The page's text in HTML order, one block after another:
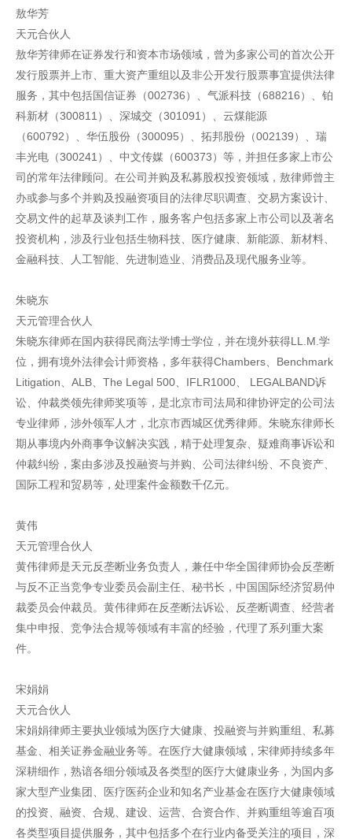
敖华芳
天元合伙人
敖华芳律师在证券发行和资本市场领域，曾为多家公司的首次公开
发行股票并上市、重大资产重组以及非公开发行股票事宜提供法律
服务，其中包括国信证券（002736）、气派科技（688216）、铂
科新材（300811）、深城交（301091）、云煤能源
（600792）、华伍股份（300095）、拓邦股份（002139）、瑞
丰光电（300241）、中文传媒（600373）等，并担任多家上市公
司的常年法律顾问。在公司并购及私募股权投资领域，敖律师曾主
办或参与多个并购及投融资项目的法律尽职调查、交易方案设计、
交易文件的起草及谈判工作，服务客户包括多家上市公司以及著名
投资机构，涉及行业包括生物科技、医疗健康、新能源、新材料、
金融科技、人工智能、先进制造业、消费品及现代服务业等。
朱晓东
天元管理合伙人
朱晓东律师在国内获得民商法学博士学位，并在境外获得LL.M.学
位，拥有境外法律会计师资格，多年获得Chambers、Benchmark
Litigation、ALB、The Legal 500、IFLR1000、 LEGALBAND诉
讼、仲裁类领先律师奖项等，是北京市司法局和律协评定的公司法
专业律师，涉外领军人才，北京市西城区优秀律师。朱晓东律师长
期从事境内外商事争议解决实践，精于处理复杂、疑难商事诉讼和
仲裁纠纷，案由多涉及投融资与并购、公司法律纠纷、不良资产、
国际工程和贸易等，处理案件金额数千亿元。
黄伟
天元管理合伙人
黄伟律师是天元反垄断业务负责人，兼任中华全国律师协会反垄断
与反不正当竞争专业委员会副主任、秘书长，中国国际经济贸易仲
裁委员会仲裁员。黄伟律师在反垄断法诉讼、反垄断调查、经营者
集中申报、竞争法合规等领域有丰富的经验，代理了系列重大案
件。
宋娟娟
天元合伙人
宋娟娟律师主要执业领域为医疗大健康、投融资与并购重组、私募
基金、相关证券金融业务等。在医疗大健康领域，宋律师持续多年
深耕细作，熟谙各细分领域及各类型的医疗大健康业务，为国内多
家大型产业集团、医疗医药企业和知名产业基金在医疗大健康领域
的投资、融资、合规、建设、运营、合资合作、并购重组等逾百项
各类型项目提供服务，其中包括多个在行业内备受关注的项目，深